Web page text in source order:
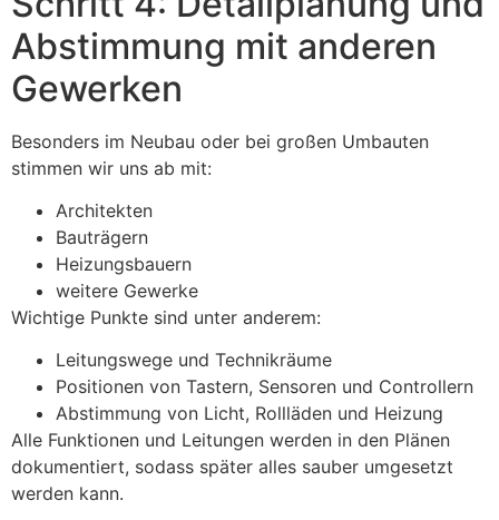
Abstimmung mit anderen
Gewerken
Besonders im Neubau oder bei großen Umbauten
stimmen wir uns ab mit:
Architekten
Bauträgern
Heizungsbauern
weitere Gewerke
Wichtige Punkte sind unter anderem:
Leitungswege und Technikräume
Positionen von Tastern, Sensoren und Controllern
Abstimmung von Licht, Rollläden und Heizung
Alle Funktionen und Leitungen werden in den Plänen
dokumentiert, sodass später alles sauber umgesetzt
werden kann.